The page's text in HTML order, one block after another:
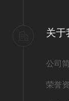
关于
公司
荣誉